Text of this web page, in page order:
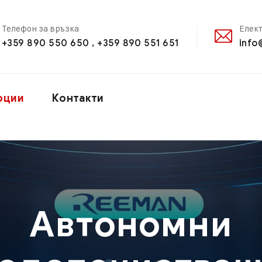
Телефон за връзка
+359 890 550 650 , +359 890 551 651
Контакти
Автономни